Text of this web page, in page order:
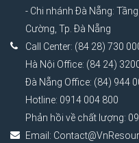
- Chi nhánh Đà Nẵng:
Cường, Tp. Đà Nẵng
Call Center: (84 28) 730
Hà Nội Office: (84 24)
Đà Nẵng Office: (84) 944
Hotline: 0914 004 800
Phản hồi về chất lượng:
Email: